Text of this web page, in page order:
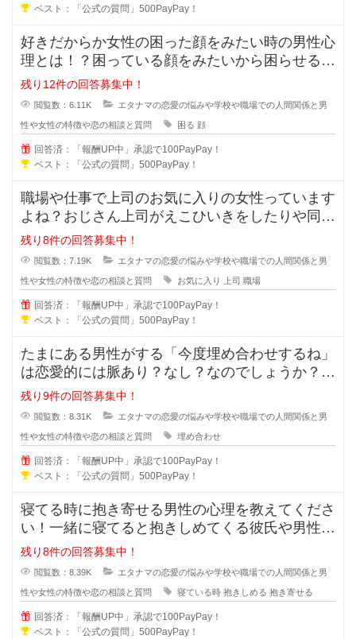
ベスト：「公式の質問」500PayPay！
好きだからか女性の困った顔をみたい時の男性心
理とは！？困っている顔をみたいから困らせる男
性っていますよね？困らせて困った
残り12件の回答募集中！
閲覧数：6.11K エタナマの恋愛の悩みや学校や職場での人間関係と男
性や女性の特徴や恋の相談と質問 困る 顔
回答済：「報酬UP中」承認で100PayPay！
ベスト：「公式の質問」500PayPay！
職場や仕事で上司のお気に入りの女性っています
よね？おじさん上司がえこひいきをしたりや同じ
事をしているのに褒められるのはお
残り8件の回答募集中！
閲覧数：7.19K エタナマの恋愛の悩みや学校や職場での人間関係と男
性や女性の特徴や恋の相談と質問 お気に入り 上司 職場
回答済：「報酬UP中」承認で100PayPay！
ベスト：「公式の質問」500PayPay！
たまにある男性がする「今度埋め合わせするね」
は恋愛的には脈あり？なし？なのでしょうか？本
命だから埋め合わせをするのか、恋
残り9件の回答募集中！
閲覧数：8.31K エタナマの恋愛の悩みや学校や職場での人間関係と男
性や女性の特徴や恋の相談と質問 埋め合わせ
回答済：「報酬UP中」承認で100PayPay！
ベスト：「公式の質問」500PayPay！
寝てる時に抱き寄せる男性の心理を教えてくださ
い！一緒に寝てると抱きしめてくる彼氏や男性っ
て無意識に彼女の事を抱き寄せるの
残り8件の回答募集中！
閲覧数：8.39K エタナマの恋愛の悩みや学校や職場での人間関係と男
性や女性の特徴や恋の相談と質問 寝ている時 抱きしめる 抱き寄せる
回答済：「報酬UP中」承認で100PayPay！
ベスト：「公式の質問」500PayPay！